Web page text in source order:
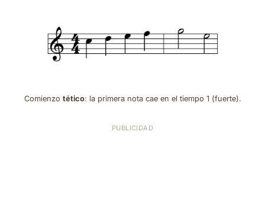
Comienzo tético: la primera nota cae en el tiempo 1 (fuerte).